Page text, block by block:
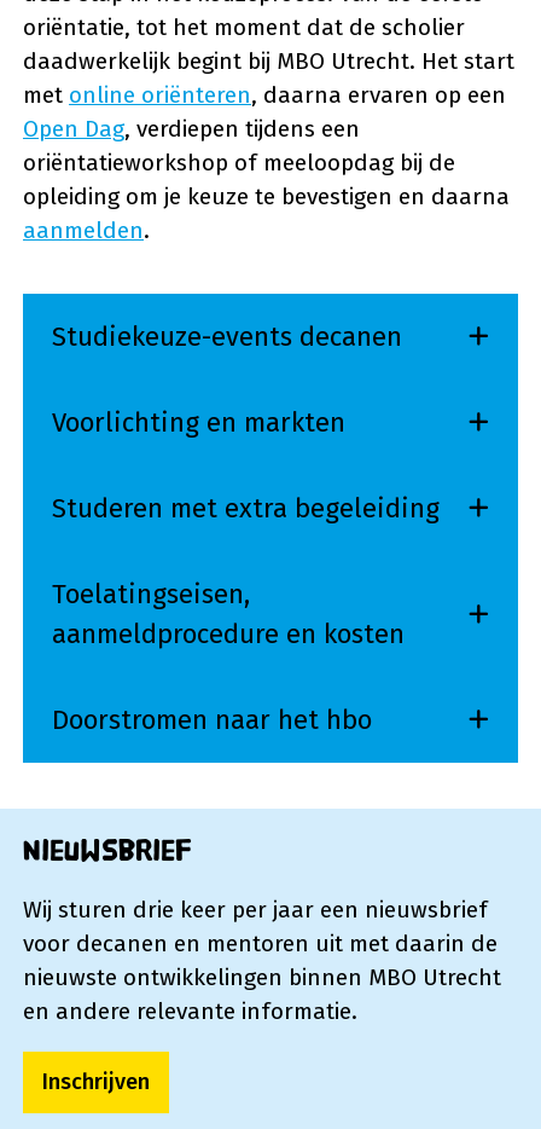
oriëntatie, tot het moment dat de scholier
daadwerkelijk begint bij MBO Utrecht. Het start
met online oriënteren, daarna ervaren op een
Open Dag, verdiepen tijdens een
oriëntatieworkshop of meeloopdag bij de
opleiding om je keuze te bevestigen en daarna
aanmelden.
Studiekeuze-events decanen
Voorlichting en markten
Studeren met extra begeleiding
Toelatingseisen,
aanmeldprocedure en kosten
Doorstromen naar het hbo
Nieuwsbrief
Wij sturen drie keer per jaar een nieuwsbrief
voor decanen en mentoren uit met daarin de
nieuwste ontwikkelingen binnen MBO Utrecht
en andere relevante informatie.
Inschrijven